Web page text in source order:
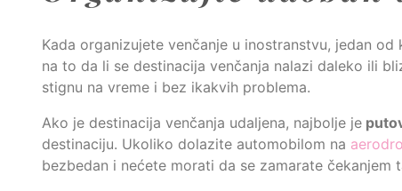
Kada organizujete venčanje u inostranstvu, jedan
na to da li se destinacija venčanja nalazi daleko ili
stignu na vreme i bez ikakvih problema.
Ako je destinacija venčanja udaljena, najbolje je
destinaciju. Ukoliko dolazite automobilom na
bezbedan i nećete morati da se zamarate čekanjem